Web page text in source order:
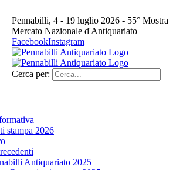
Pennabilli, 4 - 19 luglio 2026 - 55° Mostra
Mercato Nazionale d'Antiquariato
FacebookInstagram
Cerca per:
stampa 2026
Antiquariato 2025